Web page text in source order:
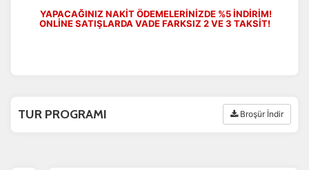
YAPACAĞINIZ NAKİT ÖDEMELERİNİZDE %5 İNDİRİM!
ONLİNE SATIŞLARDA VADE FARKSIZ 2 VE 3 TAKSİT!
TUR PROGRAMI Broşür İndir